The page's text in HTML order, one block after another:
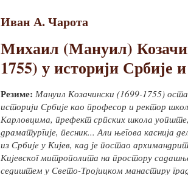
Иван А. Чарота
Михаил (Мануил)
1755) у историји Србије
Резиме: Мануил Козачински (1699-1755)
историји Србије као професор и ректор
Карловцима, префект српских школа
драматургије, песник... Али његова каснија
из Србиje у Кијев, кад је постао
Кијевског митрополита на простору
седиштем у Свето-Троjицком манастиру